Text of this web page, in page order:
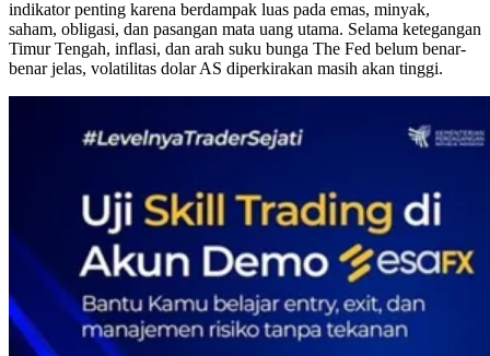
indikator penting karena berdampak luas pada emas, minyak,
saham, obligasi, dan pasangan mata uang utama. Selama ketegangan
Timur Tengah, inflasi, dan arah suku bunga The Fed belum benar-
benar jelas, volatilitas dolar AS diperkirakan masih akan tinggi.